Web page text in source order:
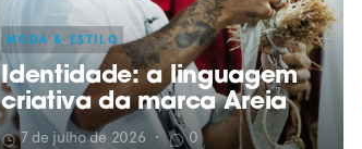
MODA & ESTILO
Identidade: a linguagem
criativa da marca Areia
7 de julho de 2026 • 0